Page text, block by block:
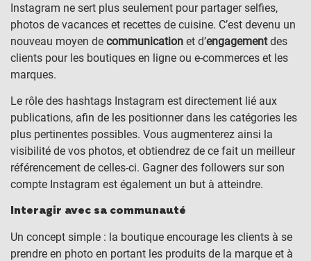
Instagram ne sert plus seulement pour partager selfies,
photos de vacances et recettes de cuisine. C’est devenu un
nouveau moyen de communication et d’engagementdes
clients pour les boutiques en ligne ou e-commerces et les
marques.
Le rôle des hashtags Instagram est directement lié aux
publications, afin de les positionner dans les catégories les
plus pertinentes possibles. Vous augmenterez ainsi la
visibilité de vos photos, et obtiendrez de ce fait un meilleur
référencement de celles-ci. Gagner des followers sur son
compte Instagram est également un but à atteindre.
Interagir avec sa communauté
Un concept simple : la boutique encourage les clients à se
prendre en photo en portant les produits de la marque et à